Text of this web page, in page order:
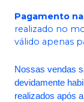
Pagamento
realizado no
válido apenas
Nossas vendas
devidamente
realizados após